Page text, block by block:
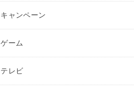
キャンペーン
ゲーム
テレビ